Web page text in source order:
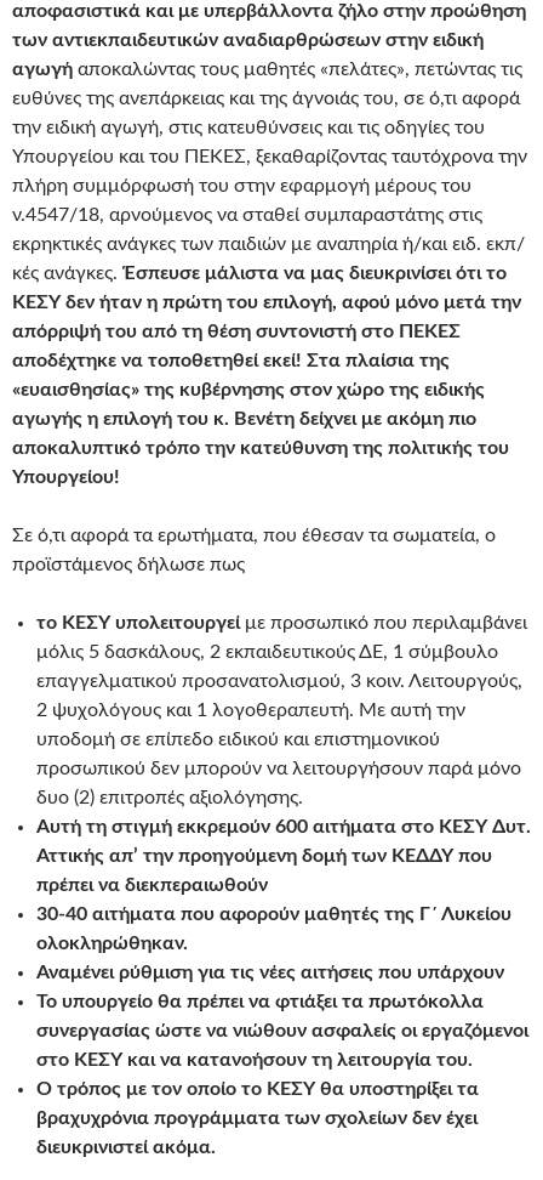
αποφασιστικά και με υπερβάλλοντα ζήλο στην προώθηση
των αντιεκπαιδευτικών αναδιαρθρώσεων στην ειδική
αγωγή αποκαλώντας τους μαθητές «πελάτες», πετώντας τις
ευθύνες της ανεπάρκειας και της άγνοιάς του, σε ό,τι αφορά
την ειδική αγωγή, στις κατευθύνσεις και τις οδηγίες του
Υπουργείου και του ΠΕΚΕΣ, ξεκαθαρίζοντας ταυτόχρονα την
πλήρη συμμόρφωσή του στην εφαρμογή μέρους του
ν.4547/18, αρνούμενος να σταθεί συμπαραστάτης στις
εκρηκτικές ανάγκες των παιδιών με αναπηρία ή/και ειδ. εκπ/
κές ανάγκες. Έσπευσε μάλιστα να μας διευκρινίσει ότι το
ΚΕΣΥ δεν ήταν η πρώτη του επιλογή, αφού μόνο μετά την
απόρριψή του από τη θέση συντονιστή στο ΠΕΚΕΣ
αποδέχτηκε να τοποθετηθεί εκεί! Στα πλαίσια της
«ευαισθησίας» της κυβέρνησης στον χώρο της ειδικής
αγωγής η επιλογή του κ. Βενέτη δείχνει με ακόμη πιο
αποκαλυπτικό τρόπο την κατεύθυνση της πολιτικής του
Υπουργείου!
Σε ό,τι αφορά τα ερωτήματα, που έθεσαν τα σωματεία, ο
προϊστάμενος δήλωσε πως
το ΚΕΣΥ υπολειτουργεί με προσωπικό που περιλαμβάνει
μόλις 5 δασκάλους, 2 εκπαιδευτικούς ΔΕ, 1 σύμβουλο
επαγγελματικού προσανατολισμού, 3 κοιν. Λειτουργούς,
2 ψυχολόγους και 1 λογοθεραπευτή. Με αυτή την
υποδομή σε επίπεδο ειδικού και επιστημονικού
προσωπικού δεν μπορούν να λειτουργήσουν παρά μόνο
δυο (2) επιτροπές αξιολόγησης.
Αυτή τη στιγμή εκκρεμούν 600 αιτήματα στο ΚΕΣΥ Δυτ.
Αττικής απ’ την προηγούμενη δομή των ΚΕΔΔΥ που
πρέπει να διεκπεραιωθούν
30-40 αιτήματα που αφορούν μαθητές της Γ΄ Λυκείου
ολοκληρώθηκαν.
Αναμένει ρύθμιση για τις νέες αιτήσεις που υπάρχουν
Το υπουργείο θα πρέπει να φτιάξει τα πρωτόκολλα
συνεργασίας ώστε να νιώθουν ασφαλείς οι εργαζόμενοι
στο ΚΕΣΥ και να κατανοήσουν τη λειτουργία του.
Ο τρόπος με τον οποίο το ΚΕΣΥ θα υποστηρίξει τα
βραχυχρόνια προγράμματα των σχολείων δεν έχει
διευκρινιστεί ακόμα.